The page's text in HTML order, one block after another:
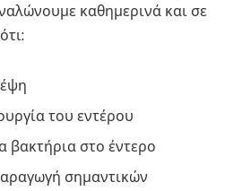
καθημερινά και σε
του εντέρου
βακτήρια στο έντερο
σημαντικών